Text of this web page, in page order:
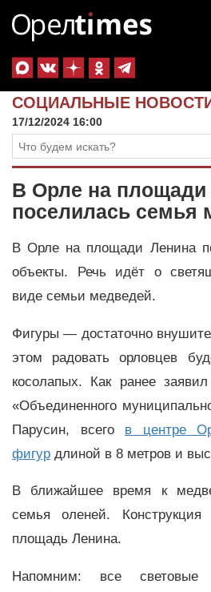
СОЦИАЛЬНЫЕ
17/12/2024 16:00
В Орле на площади
поселилась семья
В Орле на площади Ленина
объекты. Речь идёт о
виде семьи медведей.
Фигуры— достаточно
этом радовать орловцев
косолапых. Как ранее
«Объединенного
Парусин, всего в центре
фигур длиной в 8 метров и
В ближайшее время к
семья оленей.
площадь Ленина.
Напомним: все световые